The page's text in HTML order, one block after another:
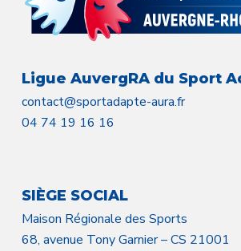
Ligue AuvergRA du Sport
contact@sportadapte-aura.fr
04 74 19 16 16
SIÈGE SOCIAL
Maison Régionale des Sports
68, avenue Tony Garnier – CS 21001